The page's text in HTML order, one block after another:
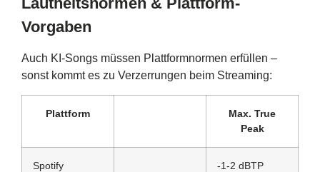
Vorgaben
Auch KI-Songs müssen Plattformnormen erfüllen –
sonst kommt es zu Verzerrungen beim Streaming:
Plattform
Max. True
Peak
Spotify -1-2 dBTP